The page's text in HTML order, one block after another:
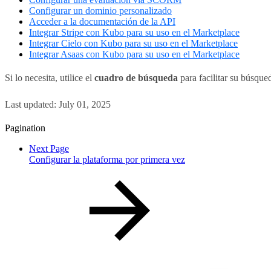
Configurar un dominio personalizado
Acceder a la documentación de la API
Integrar Stripe con Kubo para su uso en el Marketplace
Integrar Cielo con Kubo para su uso en el Marketplace
Integrar Asaas con Kubo para su uso en el Marketplace
Si lo necesita, utilice el cuadro de búsqueda para facilitar su
Last updated: July 01, 2025
Pagination
Next Page
Configurar la plataforma por primera vez